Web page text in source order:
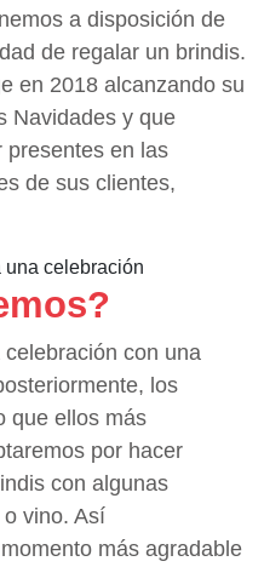
a disposición de
de regalar un brindis.
en 2018 alcanzando su
Navidades y que
presentes en las
de sus clientes,
con una
los
que ellos más
por hacer
con algunas
vino. Así
más agradable